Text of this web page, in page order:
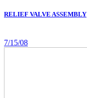
RELIEF VALVE ASSEMBLY
7/15/08